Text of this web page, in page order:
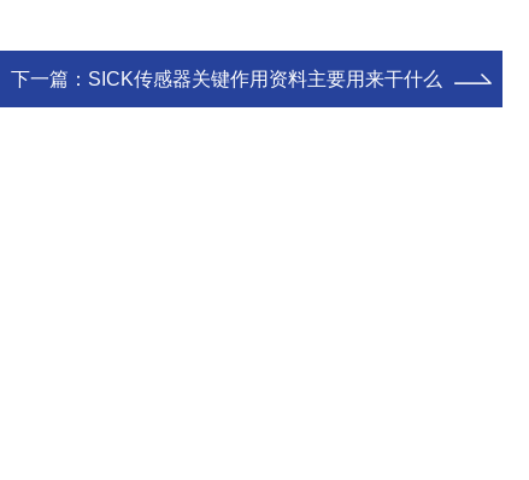
下一篇： SICK传感器关键作用资料主要用来干什么